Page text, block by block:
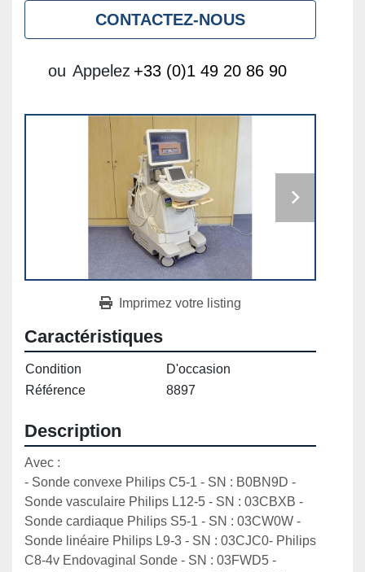
CONTACTEZ-NOUS
ou Appelez +33 (0)1 49 20 86 90
Imprimez votre listing
Caractéristiques
Condition
D'occasion
Référence
8897
Description
Avec :
- Sonde convexe Philips C5-1 - SN : B0BN9D -
Sonde vasculaire Philips L12-5 - SN : 03CBXB -
Sonde cardiaque Philips S5-1 - SN : 03CW0W -
Sonde linéaire Philips L9-3 - SN : 03CJC0- Philips
C8-4v Endovaginal Sonde - SN : 03FWD5 -